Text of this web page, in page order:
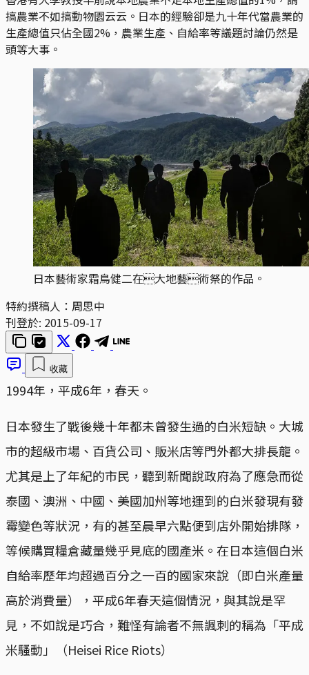
搞農業不如搞動物園云云。日本的經驗卻是九十年代當農業的
生產總值只佔全國2%，農業生產、自給率等議題討論仍然是
頭等大事。
日本藝術家霜鳥健二在大地藝術祭的作品。
特約撰稿人：周思中
刊登於: 2015-09-17
收藏
1994年，平成6年，春天。
日本發生了戰後幾十年都未曾發生過的白米短缺。大城
市的超級市場、百貨公司、販米店等門外都大排長龍。
尤其是上了年紀的市民，聽到新聞說政府為了應急而從
泰國、澳洲、中國、美國加州等地運到的白米發現有發
霉變色等狀況，有的甚至晨早六點便到店外開始排隊，
等候購買糧倉藏量幾乎見底的國產米。在日本這個白米
自給率歷年均超過百分之一百的國家來說（即白米產量
高於消費量），平成6年春天這個情況，與其說是罕
見，不如說是巧合，難怪有論者不無諷刺的稱為「平成
米騷動」（Heisei Rice Riots）